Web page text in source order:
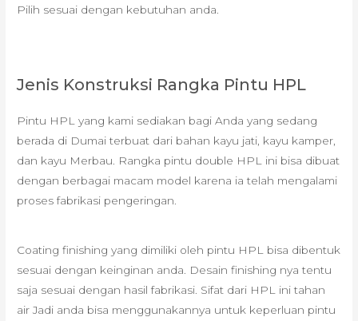
Pilih sesuai dengan kebutuhan anda.
Jenis Konstruksi Rangka Pintu HPL
Pintu HPL yang kami sediakan bagi Anda yang sedang
berada di Dumai terbuat dari bahan kayu jati, kayu kamper,
dan kayu Merbau. Rangka pintu double HPL ini bisa dibuat
dengan berbagai macam model karena ia telah mengalami
proses fabrikasi pengeringan.
Coating finishing yang dimiliki oleh pintu HPL bisa dibentuk
sesuai dengan keinginan anda. Desain finishing nya tentu
saja sesuai dengan hasil fabrikasi. Sifat dari HPL ini tahan
air Jadi anda bisa menggunakannya untuk keperluan pintu